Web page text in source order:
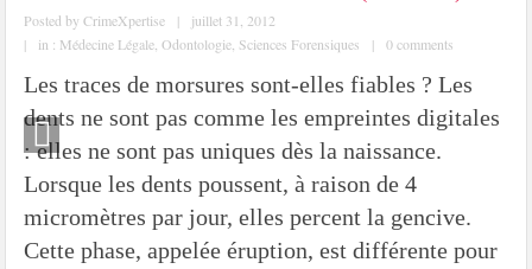
Posted byCrimeXpertise |
juillet 31, 2012
|
in : Médecine Légale,Odontologie, Sciences Forensiques | 0 comments
Les traces de morsures sont-elles fiables ? Les
dents ne sont pas comme les empreintes digitales
: elles ne sont pas uniques dès la naissance.
Lorsque les dents poussent, à raison de 4
micromètres par jour, elles percent la gencive.
Cette phase, appelée éruption, est différente pour